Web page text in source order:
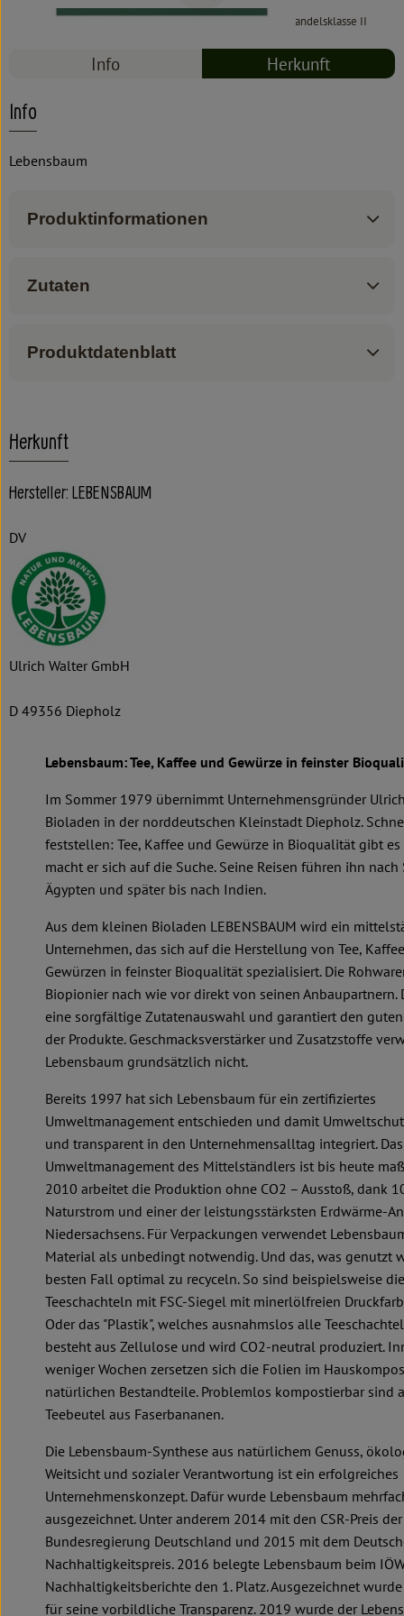
#8955 2,29 €/ 30 g 76,33 €/ 1kg 7% MwSt Handelsklasse II
Info Herkunft
Info
Lebensbaum
Produktinformationen
Zutaten
Produktdatenblatt
Herkunft
Hersteller: LEBENSBAUM
DV
Ulrich Walter GmbH
D 49356 Diepholz
Lebensbaum: Tee, Kaffee und Gewürze in feinster
Im Sommer 1979 übernimmt Unternehmensgründer
Bioladen in der norddeutschen Kleinstadt Diepholz.
feststellen: Tee, Kaffee und Gewürze in Bioqualität gibt es
macht er sich auf die Suche. Seine Reisen führen ihn
Ägypten und später bis nach Indien.
Aus dem kleinen Bioladen LEBENSBAUM wird ein
Unternehmen, das sich auf die Herstellung von Tee,
Gewürzen in feinster Bioqualität spezialisiert. Die
Biopionier nach wie vor direkt von seinen Anbaupartnern.
eine sorgfältige Zutatenauswahl und garantiert den guten
der Produkte. Geschmacksverstärker und Zusatzstoffe
Lebensbaum grundsätzlich nicht.
Bereits 1997 hat sich Lebensbaum für ein zertifiziertes
Umweltmanagement entschieden und damit
und transparent in den Unternehmensalltag integriert. Das
Umweltmanagement des Mittelständlers ist bis heute
2010 arbeitet die Produktion ohne CO2 – Ausstoß, dank
Naturstrom und einer der leistungsstärksten Erdwärme-
Niedersachsens. Für Verpackungen verwendet
Material als unbedingt notwendig. Und das, was genutzt
besten Fall optimal zu recyceln. So sind beispielsweise die
Teeschachteln mit FSC-Siegel mit minerlölfreien
Oder das "Plastik", welches ausnahmslos alle
besteht aus Zellulose und wird CO2-neutral produziert.
weniger Wochen zersetzen sich die Folien im
natürlichen Bestandteile. Problemlos kompostierbar sind
Teebeutel aus Faserbananen.
Die Lebensbaum-Synthese aus natürlichem Genuss,
Weitsicht und sozialer Verantwortung ist ein erfolgreiches
Unternehmenskonzept. Dafür wurde Lebensbaum
ausgezeichnet. Unter anderem 2014 mit den CSR-Preis der
Bundesregierung Deutschland und 2015 mit dem
Nachhaltigkeitspreis. 2016 belegte Lebensbaum beim
Nachhaltigkeitsberichte den 1. Platz. Ausgezeichnet
für seine vorbildliche Transparenz. 2019 wurde der